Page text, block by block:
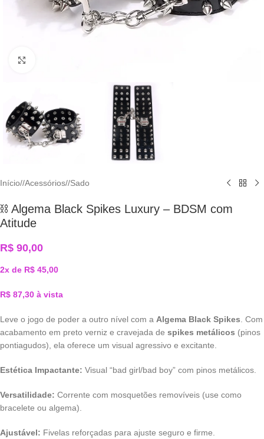
Início/ Acessórios/ Sado
⛓️ Algema Black Spikes Luxury – BDSM com
Atitude
R$ 90,00
2x de R$ 45,00
R$ 87,30 à vista
Leve o jogo de poder a outro nível com a Algema Black Spikes. Com
acabamento em preto verniz e cravejada de spikes metálicos (pinos
pontiagudos), ela oferece um visual agressivo e excitante.
Estética Impactante: Visual “bad girl/bad boy” com pinos metálicos.
Versatilidade: Corrente com mosquetões removíveis (use como
bracelete ou algema).
Ajustável: Fivelas reforçadas para ajuste seguro e firme.